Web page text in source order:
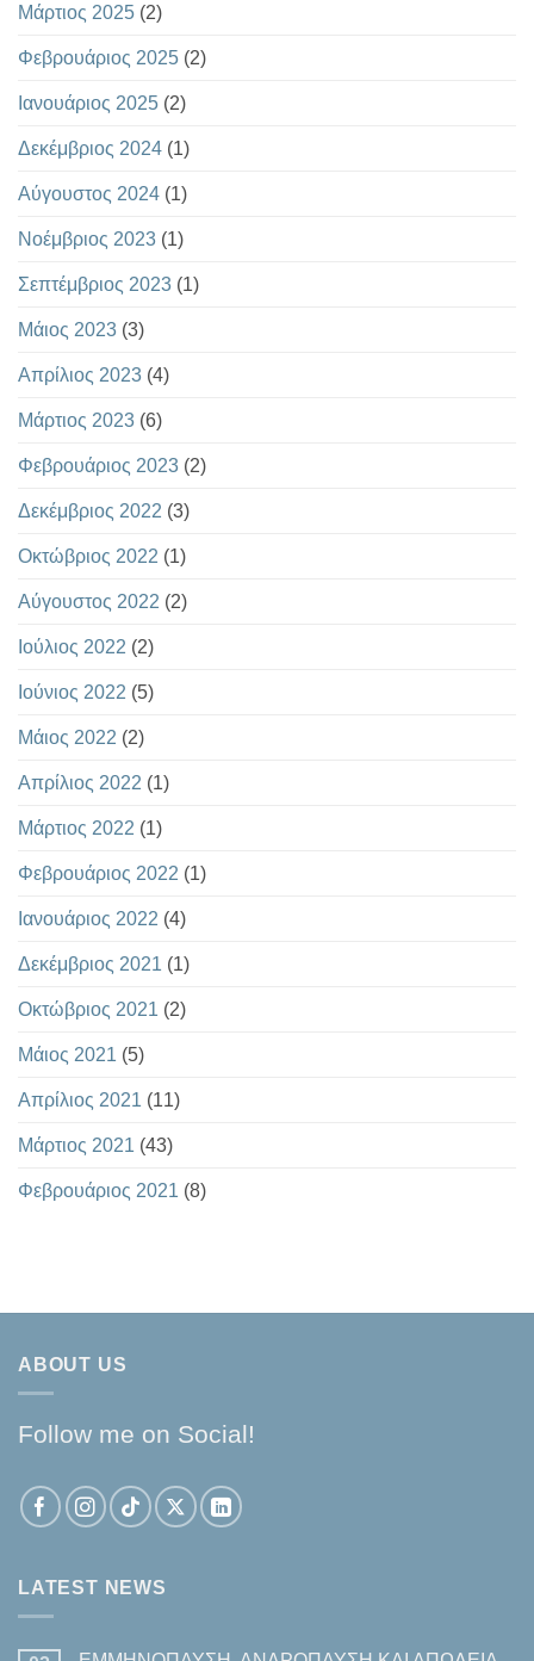
Μάρτιος 2025 (2)
Φεβρουάριος 2025 (2)
Ιανουάριος 2025 (2)
Δεκέμβριος 2024 (1)
Αύγουστος 2024 (1)
Νοέμβριος 2023 (1)
Σεπτέμβριος 2023 (1)
Μάιος 2023 (3)
Απρίλιος 2023 (4)
Μάρτιος 2023 (6)
Φεβρουάριος 2023 (2)
Δεκέμβριος 2022 (3)
Οκτώβριος 2022 (1)
Αύγουστος 2022 (2)
Ιούλιος 2022 (2)
Ιούνιος 2022 (5)
Μάιος 2022 (2)
Απρίλιος 2022 (1)
Μάρτιος 2022 (1)
Φεβρουάριος 2022 (1)
Ιανουάριος 2022 (4)
Δεκέμβριος 2021 (1)
Οκτώβριος 2021 (2)
Μάιος 2021 (5)
Απρίλιος 2021 (11)
Μάρτιος 2021 (43)
Φεβρουάριος 2021 (8)
ABOUT US
Follow me on Social!
LATEST NEWS